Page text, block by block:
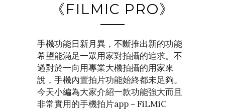
《FILMIC PRO》
手機功能日新月異，不斷推出新的功能
希望能滿足一眾用家對拍攝的追求。不
過對於一向用專業大機拍攝的用家來
說，手機內置拍片功能始終都未足夠。
今天小編為大家介紹一款功能強大而且
非常實用的手機拍片app－FiLMiC